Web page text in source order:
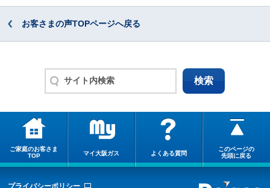
お客さまの声TOPページへ戻る
ご家庭のお客さま
TOP
マイ大阪ガス よくある質問
このページの
先頭に戻る
プライバシーポリシー